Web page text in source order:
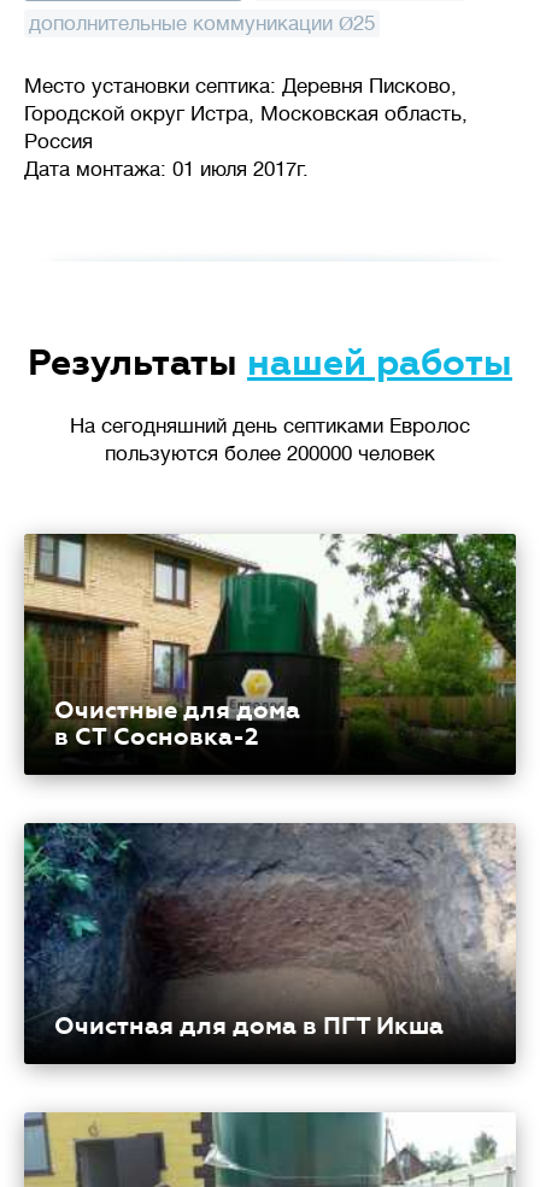
дополнительные коммуникации Ø25
Место установки септика: Деревня Писково,
Городской округ Истра, Московская область,
Россия
Дата монтажа: 01 июля 2017г.
Результаты нашей работы
На сегодняшний день септиками Евролос
пользуются более 200000 человек
Очистные для дома
в СТ Сосновка-2
Очистная для дома в ПГТ Икша